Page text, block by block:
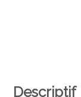
Descriptif